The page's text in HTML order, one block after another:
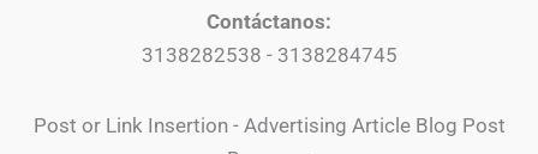
Contáctanos:
3138282538 - 3138284745
Post or Link Insertion - Advertising Article Blog Post